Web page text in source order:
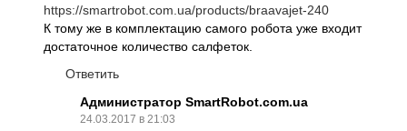
https://smartrobot.com.ua/products/braavajet-240
К тому же в комплектацию самого робота уже входит
достаточное количество салфеток.
Ответить
Администратор SmartRobot.com.ua
24.03.2017 в 21:03